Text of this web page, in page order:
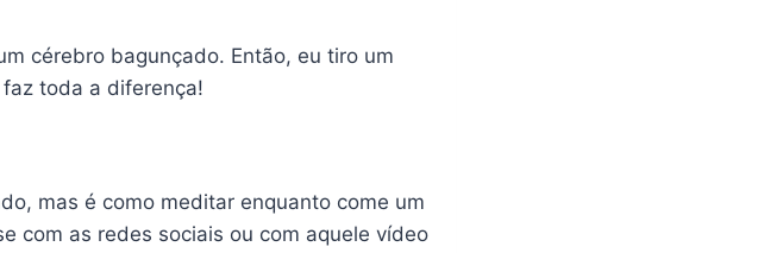
cérebro bagunçado. Então, eu tiro um
toda a diferença!
mas é como meditar enquanto come um
com as redes sociais ou com aquele vídeo